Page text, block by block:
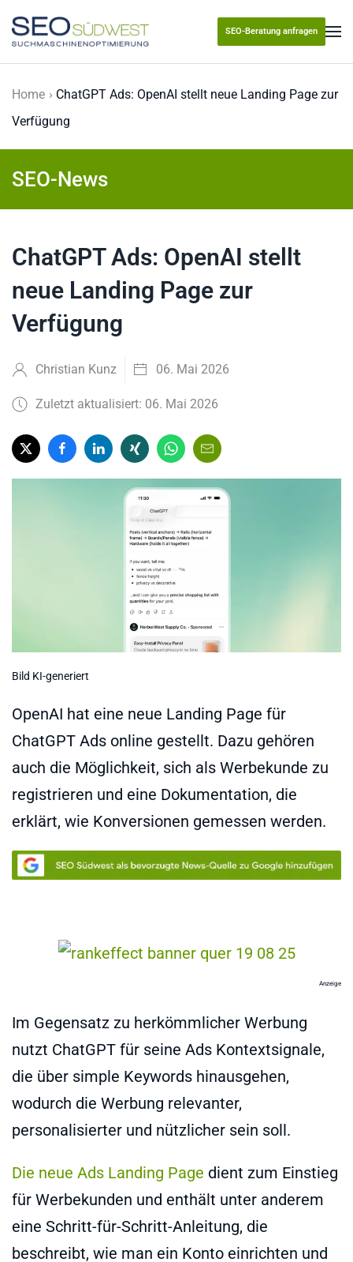
Skip to main content
SEO-Beratung anfragen
Home
ChatGPT Ads: OpenAI stellt neue Landing Page zur
Verfügung
SEO-News
ChatGPT Ads: OpenAI stellt
neue Landing Page zur
Verfügung
Christian Kunz 06. Mai 2026
Zuletzt aktualisiert: 06. Mai 2026
Bild KI-generiert
OpenAI hat eine neue Landing Page für
ChatGPT Ads online gestellt. Dazu gehören
auch die Möglichkeit, sich als Werbekunde zu
registrieren und eine Dokumentation, die
erklärt, wie Konversionen gemessen werden.
Anzeige
Im Gegensatz zu herkömmlicher Werbung
nutzt ChatGPT für seine Ads Kontextsignale,
die über simple Keywords hinausgehen,
wodurch die Werbung relevanter,
personalisierter und nützlicher sein soll.
Die neue Ads Landing Page dient zum Einstieg
für Werbekunden und enthält unter anderem
eine Schritt-für-Schritt-Anleitung, die
beschreibt, wie man ein Konto einrichten und